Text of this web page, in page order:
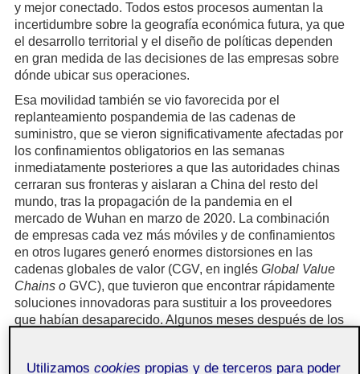
y mejor conectado. Todos estos procesos aumentan la
incertidumbre sobre la geografía económica futura, ya que
el desarrollo territorial y el diseño de políticas dependen
en gran medida de las decisiones de las empresas sobre
dónde ubicar sus operaciones.
Esa movilidad también se vio favorecida por el
replanteamiento pospandemia de las cadenas de
suministro, que se vieron significativamente afectadas por
los confinamientos obligatorios en las semanas
inmediatamente posteriores a que las autoridades chinas
cerraran sus fronteras y aislaran a China del resto del
mundo, tras la propagación de la pandemia en el
mercado de Wuhan en marzo de 2020. La combinación
de empresas cada vez más móviles y de confinamientos
en otros lugares generó enormes distorsiones en las
cadenas globales de valor (CGV, en inglés Global Value
Chains o GVC), que tuvieron que encontrar rápidamente
soluciones innovadoras para sustituir a los proveedores
que habían desaparecido. Algunos meses después de los
previas al COVID-19, pero para entonces el mundo había
Utilizamoscookies propias y de terceros para poder